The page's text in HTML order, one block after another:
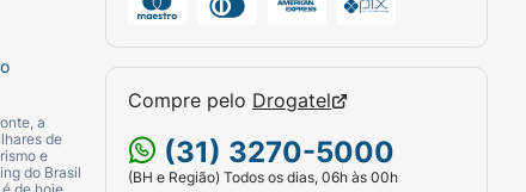
a
de
e
do Brasil
Compre pelo Drogatel
(31) 3270-5000
(BH e Região) Todos os dias, 06h às 00h